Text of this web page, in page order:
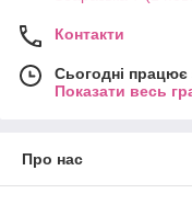
Контакти
Сьогодні працює
Показати весь
Про нас